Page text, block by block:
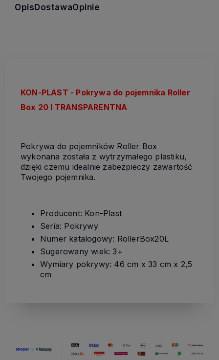
OpisDostawaOpinie
KON-PLAST - Pokrywa do pojemnika Roller
Box 20 l TRANSPARENTNA
Pokrywa do pojemników Roller Box
wykonana została z wytrzymałego plastiku,
dzięki czemu idealnie zabezpieczy zawartość
Twojego pojemnika.
Producent: Kon-Plast
Seria: Pokrywy
Numer katalogowy: RollerBox20L
Sugerowany wiek: 3+
Wymiary pokrywy: 46 cm x 33 cm x 2,5
cm